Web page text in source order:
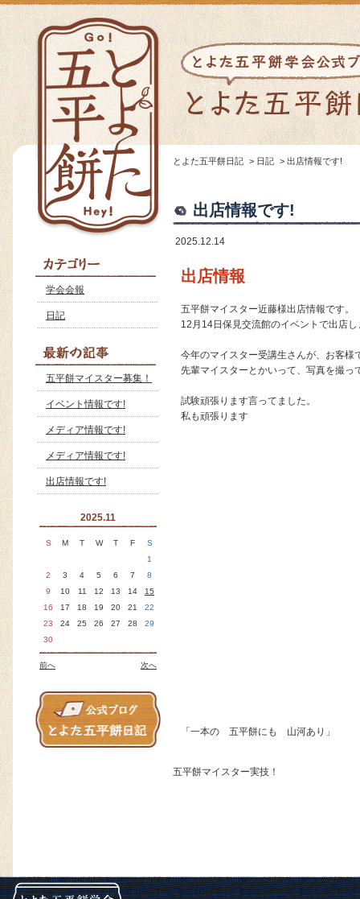
学会会報
日記
五平餅マイスター募集！
イベント情報です!
メディア情報です!
メディア情報です!
出店情報です!
2025.11
S M T W T F
S
1
2
3 4 5 6 7
8
9
10 11 12 13 14
15
16
17 18 19 20 21
22
23
24 25 26 27 28
29
30
次へ
前へ
とよた五平餅日記 > 日記 > 出店情報です!
出店情報です!
2025.12.14
出店情報
五平餅マイスター近藤様出店情報です。
12月14日保見交流館のイベントで出店し
今年のマイスター受講生さんが、お客様
先輩マイスターとかいって、写真を撮っ
試験頑張ります言ってました。
私も頑張ります
「一本の 五平餅にも 山河あり」
五平餅マイスター実技！